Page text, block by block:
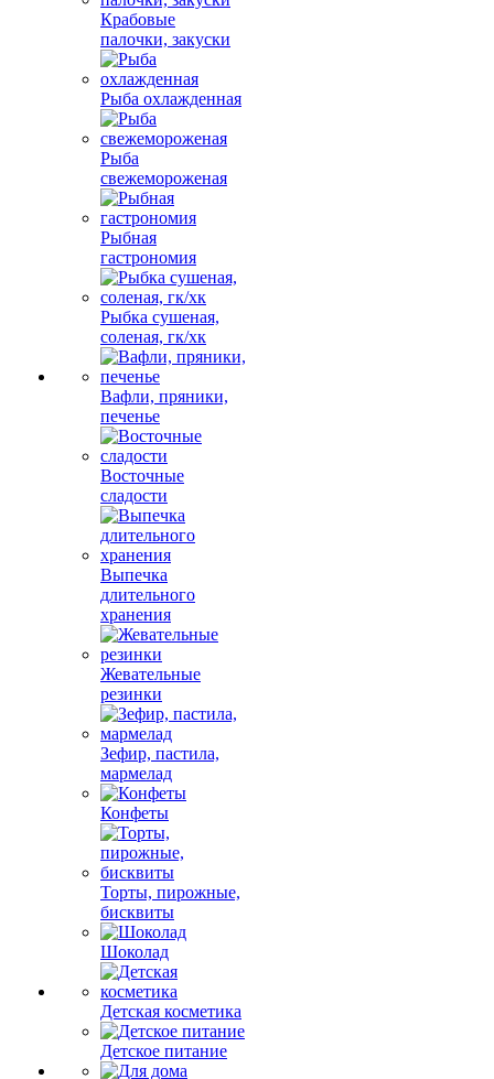
Крабовые
палочки, закуски
Рыба охлажденная
Рыба
свежемороженая
Рыбная
гастрономия
Рыбка сушеная,
соленая, гк/хк
Вафли, пряники,
печенье
Восточные
сладости
Выпечка
длительного
хранения
Жевательные
резинки
Зефир, пастила,
мармелад
Конфеты
Торты, пирожные,
бисквиты
Шоколад
Детская косметика
Детское питание